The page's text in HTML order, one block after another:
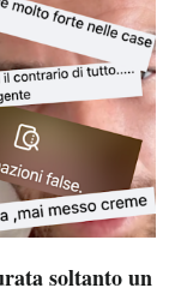
soltanto un